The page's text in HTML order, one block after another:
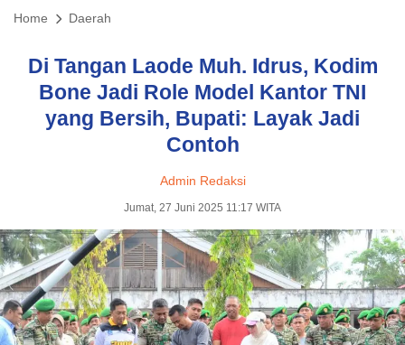
Home Daerah
Di Tangan Laode Muh. Idrus, Kodim
Bone Jadi Role Model Kantor TNI
yang Bersih, Bupati: Layak Jadi
Contoh
Admin Redaksi
Jumat, 27 Juni 2025 11:17 WITA